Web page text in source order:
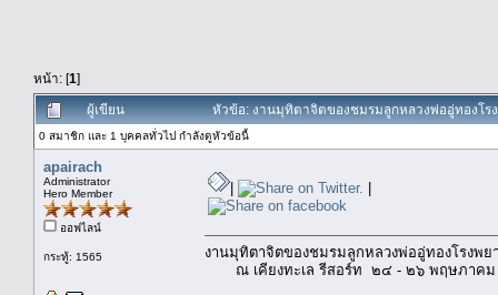
หน้า: [1]
ผู้เขียน หัวข้อ: งานมุทิตาจิตของชมรมลูกหลวงพ่ออู่ทองโร
0 สมาชิก และ 1 บุคคลทั่วไป กำลังดูหัวข้อนี้
apairach
Administrator
Hero Member
ออฟไลน์
กระทู้: 1565
| |
งานมุทิตาจิตของชมรมลูกหลวงพ่ออู่ทองโรงพย
ณ เคียงทะเล รีสอร์ท ๒๔ - ๒๖ พฤษภาค